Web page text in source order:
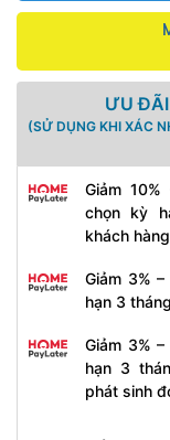
ƯU
(SỬ DỤNG KHI XÁC
Giảm
chọn kỳ
khách
Giảm 3%
hạn 3
Giảm 3%
hạn 3
phát sinh